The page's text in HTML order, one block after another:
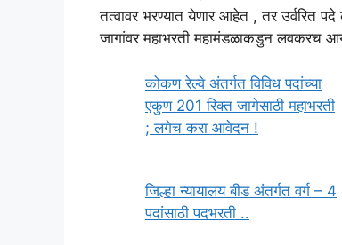
तत्वावर भरण्यात येणार आहेत , तर उर्वरित
जागांवर महाभरती महामंडळाकडुन लवकरच
कोकण रेल्वे अंतर्गत विविध पदांच्या
एकुण 201 रिक्त जागेसाठी महाभरती
; लगेच करा आवेदन !
जिल्हा न्यायालय बीड अंतर्गत वर्ग – 4
पदांसाठी पदभरती ..